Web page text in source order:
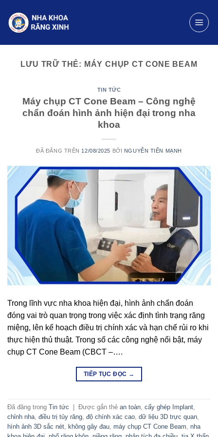
đến
nội
LƯU TRỮ THẺ:MÁY CHỤP CT CONE BEAM
TIN TỨC
Máy chụp CT Cone Beam – Công
nghệ chẩn đoán hình ảnh hiện đại
trong nha khoa
ĐÃ ĐĂNG TRÊN12/08/2025 BỞINGUYỄN TIẾN MẠNH
Trong lĩnh vực nha khoa hiện đại, hình ảnh chẩn đoán
đóng vai trò quan trọng trong việc xác định tình trạng
răng miệng, lên kế hoạch điều trị chính xác và hạn chế
rủi ro khi thực hiện thủ thuật. Trong số các công nghệ nổi
bật, máy chụp CT Cone Beam (CBCT –….
TIẾP TỤC ĐỌC→
Đã đăng trong Tin tức | Được gắn thẻ an toàn cấy ghép Implant
chỉnh nha
điều trị tủy răng độ chính xác cao dữ liệu 3D trực quan
hình ảnh 3D sắc nét , không gây đau máy chụp CT Cone Beam,
nha
khoa hiện đại
nhổ răng khôn, niềng răng , phân tích đa chiều
tia X